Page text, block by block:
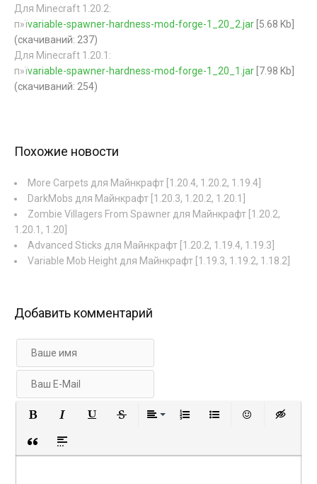
Для Minecraft 1.20.2:
п»їvariable-spawner-hardness-mod-forge-1_20_2.jar [5.68 Kb]
(cкачиваний: 237)
Для Minecraft 1.20.1:
п»їvariable-spawner-hardness-mod-forge-1_20_1.jar [7.98 Kb]
(cкачиваний: 254)
Похожие новости
More Carpets для Майнкрафт [1.20.4, 1.20.2, 1.19.4]
DarkMobs для Майнкрафт [1.20.3, 1.20.2, 1.20.1]
Zombie Villagers From Spawner для Майнкрафт [1.20.2,
1.20.1, 1.20]
Advanced Sticks для Майнкрафт [1.20.2, 1.19.4, 1.19.3]
Variable Mob Height для Майнкрафт [1.19.3, 1.19.2, 1.18.2]
Добавить комментарий
Вставка цитаты
Вставка спойлера